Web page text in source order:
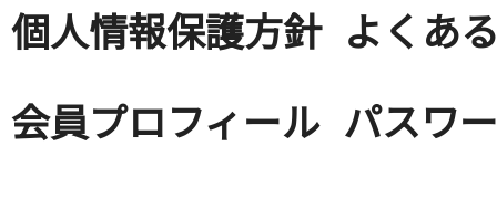
個人情報保護方針 よくあ
会員プロフィール パスワ